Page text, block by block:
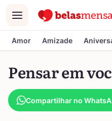
Menu
Amor Amizade
Pensar em
Compartilhar no